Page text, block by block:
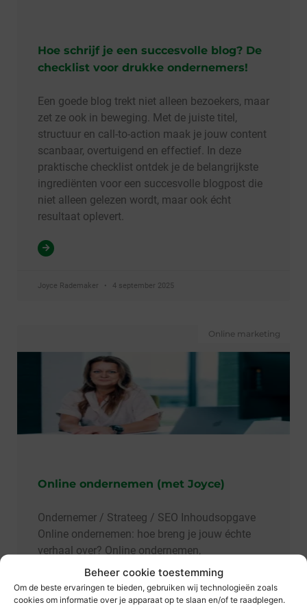
Beheer cookie toestemming
Om de beste ervaringen te bieden, gebruiken wij technologieën zoals
cookies om informatie over je apparaat op te slaan en/of te raadplegen.
Hoe schrijf je een succesvolle blog? De
checklist voor drukke ondernemers!
Een goede blog trekt niet alleen bezoekers, maar
zet ze ook in beweging. Met de juiste titel,
structuur en call-to-action maak je jouw content
scanbaar, overtuigend en effectief. In deze
praktische checklist ontdek je de belangrijkste
ingrediënten voor een succesvolle blogpost die
niet alleen gelezen wordt, maar ook écht
resultaat oplevert.
Joyce Rademaker 4 september 2025
Online marketing
Online ondernemen (met Joyce)
Ondernemer / Strateeg / SEO Inhoudsopgave
Online ondernemen: hoe breng je jouw échte
verhaal over? Online ondernemen,